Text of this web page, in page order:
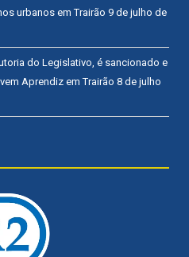
urbanos em Trairão 9 de julho de
do Legislativo, é sancionado e
Aprendiz em Trairão 8 de julho